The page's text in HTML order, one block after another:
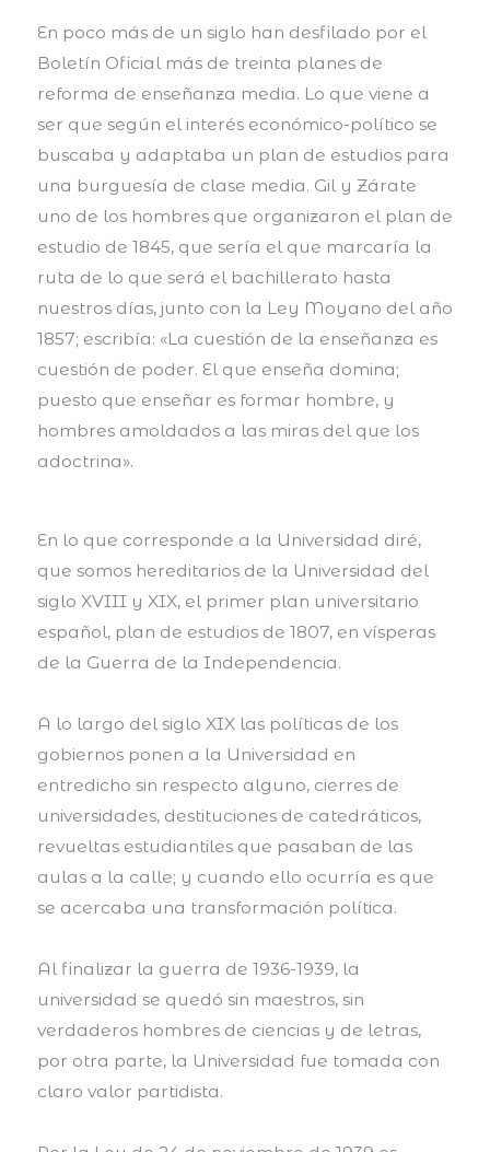
En poco más de un siglo han desfilado por el
Boletín Oficial más de treinta planes de
reforma de enseñanza media. Lo que viene a
ser que según el interés económico-político se
buscaba y adaptaba un plan de estudios para
una burguesía de clase media. Gil y Zárate
uno de los hombres que organizaron el plan de
estudio de 1845, que sería el que marcaría la
ruta de lo que será el bachillerato hasta
nuestros días, junto con la Ley Moyano del año
1857; escribía: «La cuestión de la enseñanza es
cuestión de poder. El que enseña domina;
puesto que enseñar es formar hombre, y
hombres amoldados a las miras del que los
adoctrina».
En lo que corresponde a la Universidad diré,
que somos hereditarios de la Universidad del
siglo XVIII y XIX, el primer plan universitario
español, plan de estudios de 1807, en vísperas
de la Guerra de la Independencia.
A lo largo del siglo XIX las políticas de los
gobiernos ponen a la Universidad en
entredicho sin respecto alguno, cierres de
universidades, destituciones de catedráticos,
revueltas estudiantiles que pasaban de las
aulas a la calle; y cuando ello ocurría es que
se acercaba una transformación política.
Al finalizar la guerra de 1936-1939, la
universidad se quedó sin maestros, sin
verdaderos hombres de ciencias y de letras,
por otra parte, la Universidad fue tomada con
claro valor partidista.